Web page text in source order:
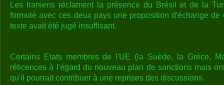
Les Iraniens réclament la présence du Brésil et de la
formulé avec ces deux pays une proposition d'échange de
texte avait été jugé insuffisant.
Certains Etats membres de l'UE (la Suède, la Grèce,
réticences à l'égard du nouveau plan de sanctions mais
qu'il pourrait contribuer à une reprises des discussions.